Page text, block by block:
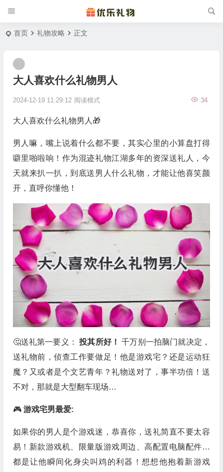
首页 礼物攻略 正文
大人喜欢什么礼物男人
2024-12-19 11:29:12 34
阅读模式
大人喜欢什么礼物男人🎁
男人嘛，嘴上说着什么都不要，其实心里的小算盘打得
噼里啪啦响！作为混迹礼物江湖多年的资深送礼人，今
天就来扒一扒，到底送男人什么礼物，才能让他喜笑颜
开，直呼你懂他！
🤔送礼第一要义：投其所好！千万别一拍脑门就决定，
送礼物前，侦查工作要做足！他是游戏宅？还是运动狂
魔？又或者是个文艺青年？礼物送对了，事半功倍！送
不对，那就是大型翻车现场…
🎮 游戏宅男最爱:
如果你的男人是个游戏迷，恭喜你，送礼简直不要太容
易！新款游戏机、限量版游戏周边、高配置电脑配件…
都是让他瞬间化身尖叫鸡的利器！想想他抱着新游戏